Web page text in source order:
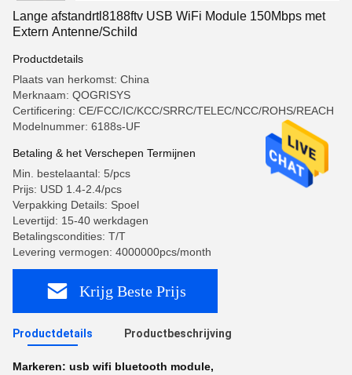
Lange afstandrtl8188ftv USB WiFi Module 150Mbps met
Extern Antenne/Schild
Productdetails
Plaats van herkomst: China
Merknaam: QOGRISYS
Certificering: CE/FCC/IC/KCC/SRRC/TELEC/NCC/ROHS/REACH
Modelnummer: 6188s-UF
Betaling & het Verschepen Termijnen
Min. bestelaantal: 5/pcs
Prijs: USD 1.4-2.4/pcs
Verpakking Details: Spoel
Levertijd: 15-40 werkdagen
Betalingscondities: T/T
Levering vermogen: 4000000pcs/month
Krijg Beste Prijs
Productdetails Productbeschrijving
Markeren: usb wifi bluetooth module,